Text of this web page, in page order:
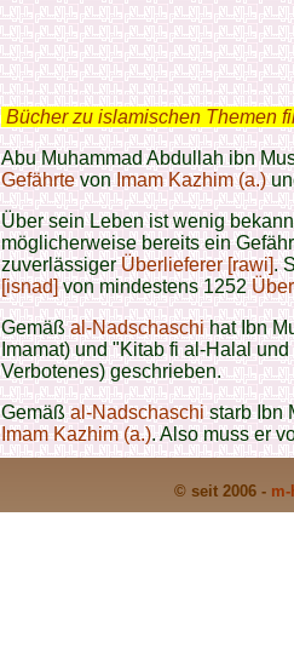
Bücher zu islamischen Themen
Abu Muhammad Abdullah ibn
GefährtevonImam Kazhim (a.)
Über sein Leben ist wenig
möglicherweise bereits ein
zuverlässigerÜberlieferer [rawi].
[isnad]von mindestens 1252
Gemäßal-Nadschaschihat Ibn
Imamat) und "Kitab fi al-Halal
Verbotenes) geschrieben.
Gemäßal-Nadschaschistarb Ibn
Imam Kazhim (a.). Also muss er
© seit 2006 -